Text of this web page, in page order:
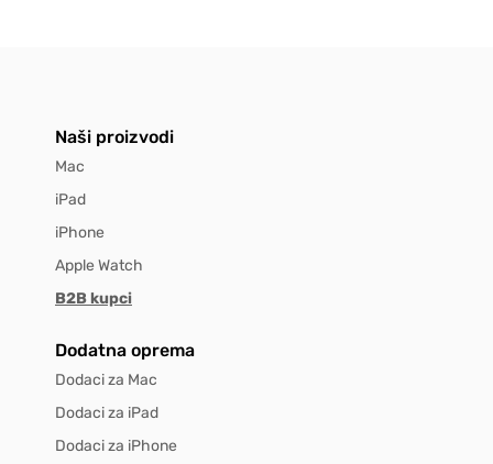
Naši proizvodi
Mac
iPad
iPhone
Apple Watch
B2B kupci
Dodatna oprema
Dodaci za Mac
Dodaci za iPad
Dodaci za iPhone